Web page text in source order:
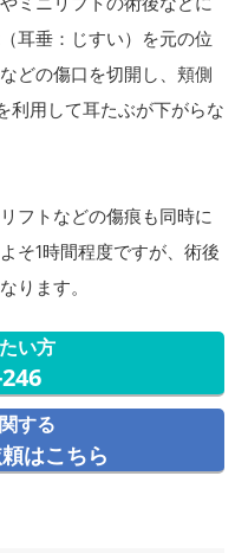
耳垂：じすい）を元の位
どの傷口を切開し、頬側
利用して耳たぶが下がらな
フトなどの傷痕も同時に
そ1時間程度ですが、術後
ります。
い方
する
はこちら